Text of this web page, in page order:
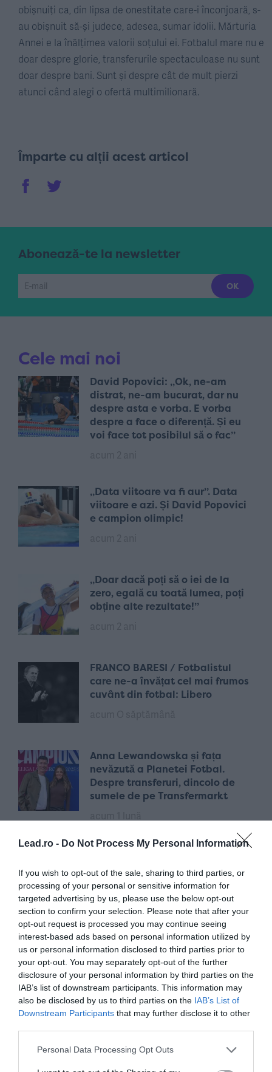
Lead.ro - Do Not Process My Personal Information
If you wish to opt-out of the sale, sharing to third parties, or
processing of your personal or sensitive information for
targeted advertising by us, please use the below opt-out
section to confirm your selection. Please note that after your
opt-out request is processed you may continue seeing
interest-based ads based on personal information utilized by
us or personal information disclosed to third parties prior to
your opt-out. You may separately opt-out of the further
disclosure of your personal information by third parties on the
IAB’s list of downstream participants. This information may
also be disclosed by us to third parties on the IAB’s List of
Downstream Participants that may further disclose it to other
Personal Data Processing Opt Outs
obișnuiți ca, din lipsa de onestitate care-i înconjoară, s-
au obișnuit să-și judece, adesea, sumar idolii. Mărturia
Annei e la înălțimea valorii soțului ei. Fotbalul mare nu e
doar despre glorie, transferurile spectaculoase nu sunt
doar despre bani. Sunt și despre cât de mult pierzi
atunci când alegi o ofertă multimilionară.
Împarte cu alții acest articol
Abonează-te la newsletter
Cele mai noi
David Popovici: „Ok, ne-am
distrat, ne-am bucurat, dar nu
despre asta e vorba. E vorba
despre a face o diferență. Și eu
voi face tot posibilul să o fac”
„Data viitoare va fi aur”. Data
viitoare e azi. Și David Popovici
e campion olimpic!
„Doar dacă poți să o iei de la
zero, egală cu toată lumea, poți
obține alte rezultate!”
FRANCO BARESI / Fotbalistul
care ne-a învățat cel mai frumos
cuvânt din fotbal: Libero
Anna Lewandowska și fața
nevăzută a Planetei Fotbal.
Despre transferuri, dincolo de
sumele de pe Transfermarkt
Ei sunt Zburătorii din Sibiu
acum 2 luni
„Cum am făcut diferența dintre
excelent și perfect”: cinci lecții
de viață din Masterclass-ul
Nadiei Comăneci de la Sports
Festival
acum 2 luni
Să nu-i mai cerem lui Gică Hagi